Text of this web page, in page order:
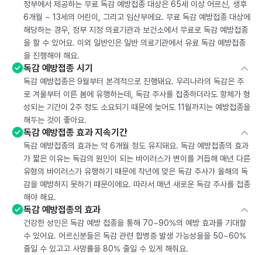
정부에서 제공하는 무료 독감 예방접종 대상은 65세 이상 어르신, 생후
6개월 ~ 13세의 어린이, 그리고 임산부에요. 무료 독감 예방접종 대상에
해당하는 경우, 정부 지정 의료기관과 보건소에서 무료로 독감 예방접종
을 할 수 있어요. 이외 일반인은 일반 의료기관에서 유료 독감 예방접종
을 진행해야 해요.
독감 예방접종 시기
독감 예방접종은 9월부터 본격적으로 진행돼요. 우리나라의 독감은 주
로 겨울부터 이른 봄에 유행하는데, 독감 주사를 접종하더라도 항체가 형
성되는 기간이 2주 정도 소요되기 때문에 늦어도 11월까지는 예방접종을
해두는 것이 좋아요.
독감 예방접종 효과 지속기간
독감 예방접종의 효과는 약 6개월 정도 유지돼요. 독감 예방접종의 효과
가 짧은 이유는 독감의 원인이 되는 바이러스가 변이를 거듭해 매년 다른
유형의 바이러스가 유행하기 때문에 작년에 맞은 독감 주사가 올해의 독
감을 예방하지 못하기 때문이에요. 따라서 매년 새로운 독감 주사를 접종
해야 해요.
독감 예방접종의 효과
건강한 성인은 독감 예방 접종을 통해 70~90%의 예방 효과를 기대할
수 있어요. 어르신분들은 독감 관련 합병증 발생 가능성을을 50~60%
줄일 수 있고고 사망률을 80% 줄일 수 있게 해줘요.